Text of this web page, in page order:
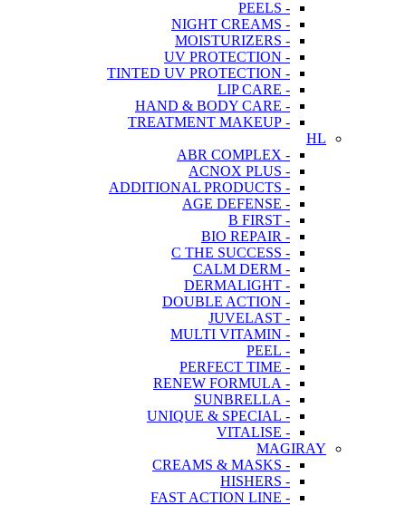
- PEELS
- NIGHT CREAMS
- MOISTURIZERS
- UV PROTECTION
- TINTED UV PROTECTION
- LIP CARE
- HAND & BODY CARE
- TREATMENT MAKEUP
HL
- ABR COMPLEX
- ACNOX PLUS
- ADDITIONAL PRODUCTS
- AGE DEFENSE
- B FIRST
- BIO REPAIR
- C THE SUCCESS
- CALM DERM
- DERMALIGHT
- DOUBLE ACTION
- JUVELAST
- MULTI VITAMIN
- PEEL
- PERFECT TIME
- RENEW FORMULA
- SUNBRELLA
- UNIQUE & SPECIAL
- VITALISE
MAGIRAY
- CREAMS & MASKS
- HISHERS
- FAST ACTION LINE